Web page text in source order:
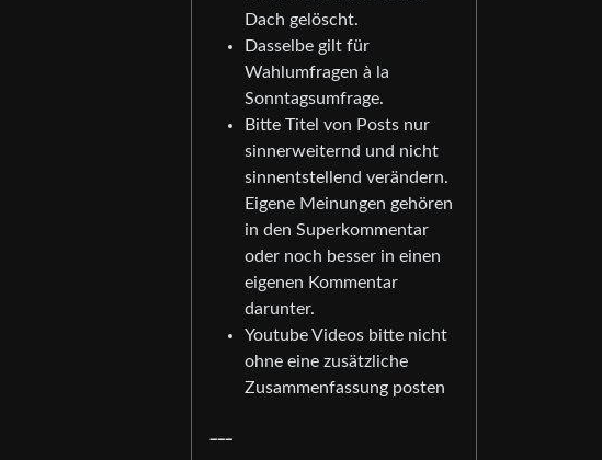
Dach gelöscht.
Dasselbe gilt für
Wahlumfragen à la
Sonntagsumfrage.
Bitte Titel von Posts nur
sinnerweiternd und nicht
sinnentstellend verändern.
Eigene Meinungen gehören
in den Superkommentar
oder noch besser in einen
eigenen Kommentar
darunter.
Youtube Videos bitte nicht
ohne eine zusätzliche
Zusammenfassung posten